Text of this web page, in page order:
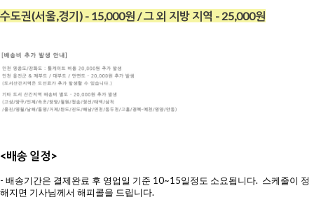
수도권(서울,경기) - 15,000원 / 그 외 지방 지역 - 25,000원
<배송 일정>
- 배송기간은 결제완료 후 영업일 기준 10~15일정도 소요됩니다. 스케줄이 정
해지면 기사님께서 해피콜을 드립니다.